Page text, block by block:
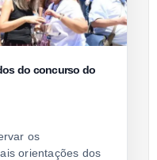
do concurso do
os
orientações dos